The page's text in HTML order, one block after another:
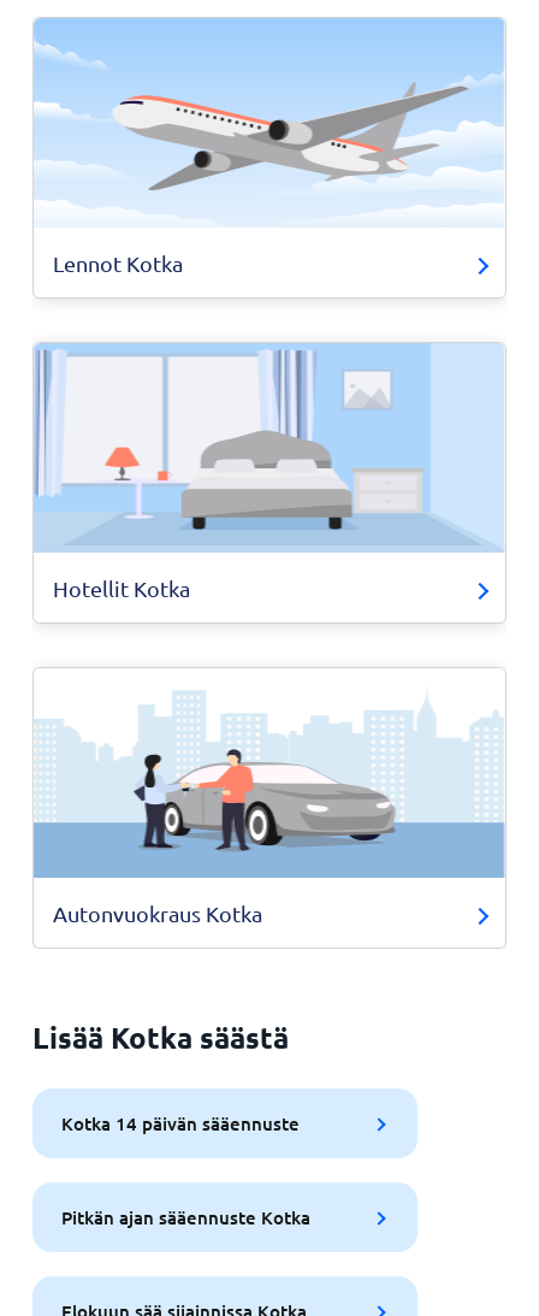
Lennot Kotka
Hotellit Kotka
Autonvuokraus Kotka
Lisää Kotka säästä
Kotka 14 päivän sääennuste
Pitkän ajan sääennuste Kotka
Elokuun sää sijainnissa Kotka